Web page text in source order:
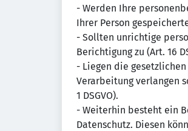
- Werden Ihre
Ihrer Person
- Sollten unrichtige
Berichtigung zu (Art. 16
- Liegen die
Verarbeitung verlangen
1 DSGVO).
- Weiterhin besteht ein
Datenschutz. Diesen